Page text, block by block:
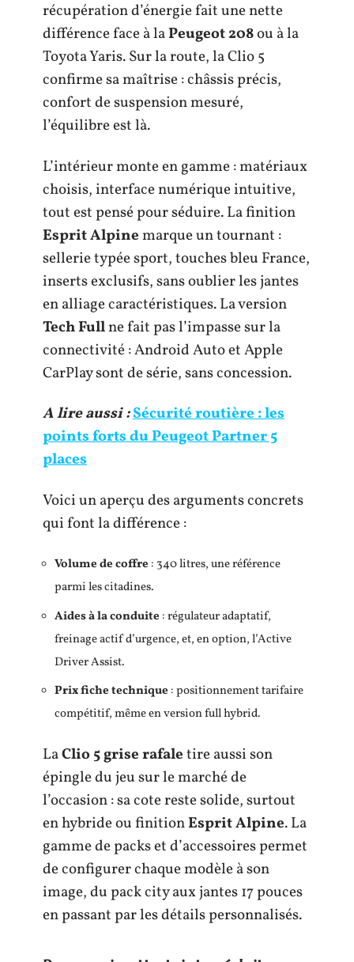
récupération d’énergie fait une nette
différence face à laPeugeot 208ou à la
Toyota Yaris. Sur la route, la Clio 5
confirme sa maîtrise : châssis précis,
confort de suspension mesuré,
l’équilibre est là.
L’intérieur monte en gamme : matériaux
choisis, interface numérique intuitive,
tout est pensé pour séduire. La finition
Esprit Alpinemarque un tournant :
sellerie typée sport, touches bleu France,
inserts exclusifs, sans oublier les jantes
en alliage caractéristiques. La version
Tech Fullne fait pas l’impasse sur la
connectivité : Android Auto et Apple
CarPlay sont de série, sans concession.
A lire aussi :Sécurité routière : les
points forts du Peugeot Partner 5
places
Voici un aperçu des arguments concrets
qui font la différence :
Volume de coffre : 340 litres, une référence
parmi les citadines.
Aides à la conduite : régulateur adaptatif,
freinage actif d’urgence, et, en option, l’Active
Driver Assist.
Prix fiche technique : positionnement tarifaire
compétitif, même en version full hybrid.
LaClio 5 grise rafaletire aussi son
épingle du jeu sur le marché de
l’occasion : sa cote reste solide, surtout
en hybride ou finitionEsprit Alpine. La
gamme de packs et d’accessoires permet
de configurer chaque modèle à son
image, du pack city aux jantes 17 pouces
en passant par les détails personnalisés.